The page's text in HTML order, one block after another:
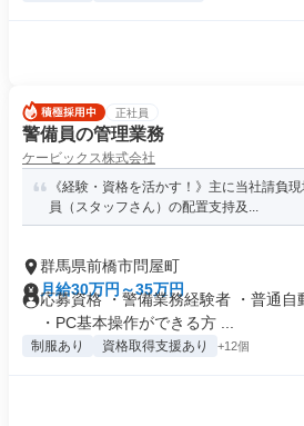
正社員
警備員の管理業務
ケービックス株式会社
《経験・資格を活かす！》主に当社請負
員（スタッフさん）の配置支持及...
群馬県前橋市問屋町
月給30万円～35万円
応募資格 ・警備業務経験者 ・普通自
・PC基本操作ができる方 ...
制服あり 資格取得支援あり +12個